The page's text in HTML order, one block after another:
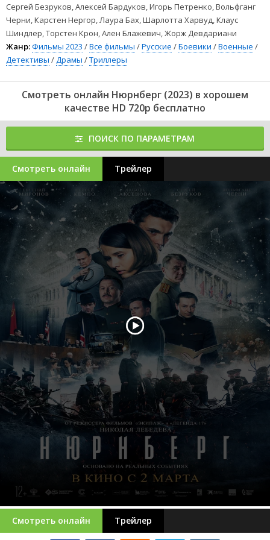
Сергей Безруков, Алексей Бардуков, Игорь Петренко, Вольфганг
Черни, Карстен Нергор, Лаура Бах, Шарлотта Харвуд, Клаус
Шиндлер, Торстен Крон, Ален Блажевич, Жорж Девдариани
Жанр:Фильмы 2023 /Все фильмы /Русские /Боевики /Военные /
Детективы /Драмы /Триллеры
Смотреть онлайн Нюрнберг (2023) в хорошем
качестве HD 720p бесплатно
ПОИСК ПО ПАРАМЕТРАМ
Смотреть онлайн Трейлер
Смотреть онлайн Трейлер